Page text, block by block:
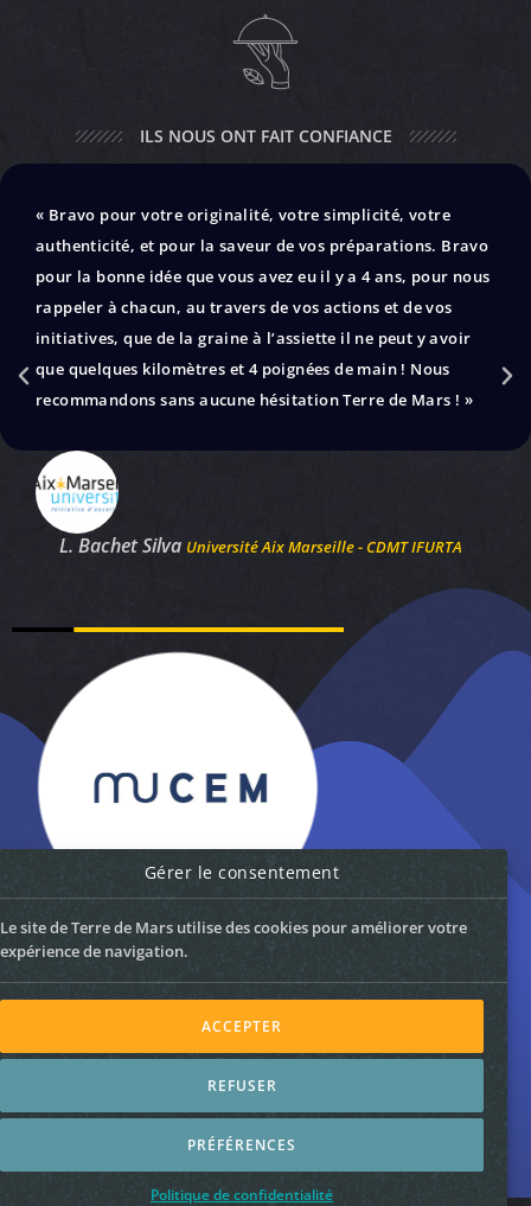
Gérer le consentement
Le site de Terre de Mars utilise des cookies pour améliorer votre
expérience de navigation.
ACCEPTER
REFUSER
PRÉFÉRENCES
Politique de confidentialité
ILS NOUS ONT FAIT CONFIANCE
« Bravo pour votre originalité, votre simplicité, votre
authenticité, et pour la saveur de vos préparations. Bravo
pour la bonne idée que vous avez eu il y a 4 ans, pour nous
rappeler à chacun, au travers de vos actions et de vos
initiatives, que de la graine à l’assiette il ne peut y avoir
que quelques kilomètres et 4 poignées de main ! Nous
recommandons sans aucune hésitation Terre de Mars ! »
L. Bachet Silva Université Aix Marseille - CDMT IFURTA
© 2026 Terre de Mars –Webdesign g981
Politique de confidfentialité–Mentions légales